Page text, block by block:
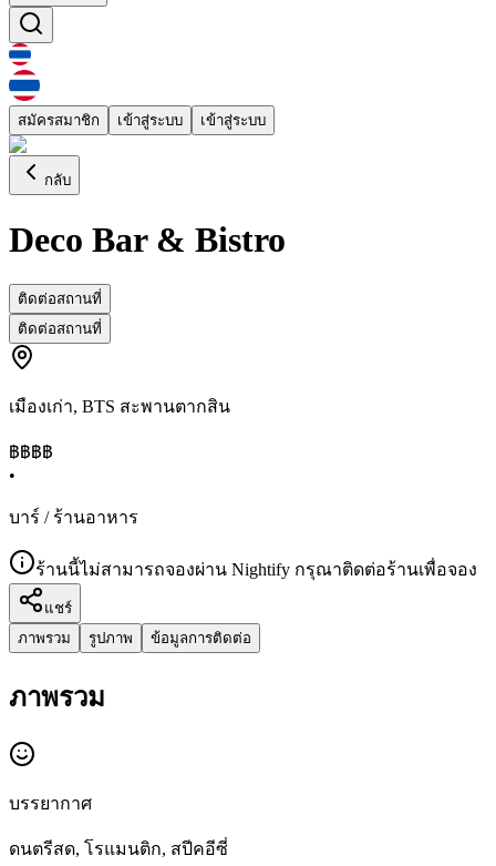
สมัครสมาชิก เข้าสู่ระบบ เข้าสู่ระบบ
กลับ
Deco Bar & Bistro
ติดต่อสถานที่
ติดต่อสถานที่
เมืองเก่า, BTS สะพานตากสิน
฿฿฿฿
•
บาร์ / ร้านอาหาร
ร้านนี้ไม่สามารถจองผ่าน Nightify กรุณาติดต่อร้านเพื่อจอง
แชร์
ภาพรวม
รูปภาพ ข้อมูลการติดต่อ
ภาพรวม
บรรยากาศ
ดนตรีสด, โรแมนติก, สปีคอีซี่